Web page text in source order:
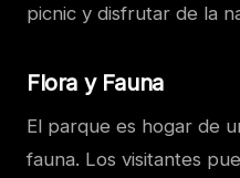
picnic y disfrutar de la
Flora y Fauna
El parque es hogar de
fauna. Los visitantes